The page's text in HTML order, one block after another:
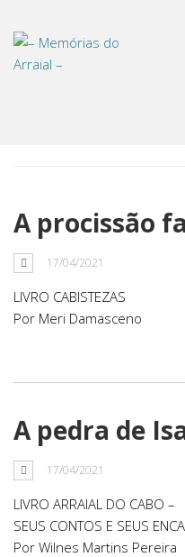
Tag:
A procissão
17/04/2021
LIVRO CABISTEZAS
Por Meri Damasceno
A pedra de
17/04/2021
LIVRO ARRAIAL DO CABO –
SEUS CONTOS E SEUS
Por Wilnes Martins Pereira